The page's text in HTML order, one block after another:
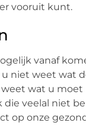
vooruit kunt.
vanaf
niet weet wat
wat u moet
veelal niet
op onze